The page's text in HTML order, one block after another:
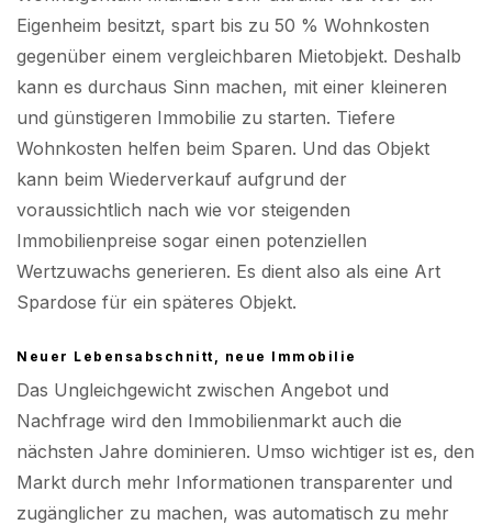
Eigenheim besitzt, spart bis zu 50 % Wohnkosten
gegenüber einem vergleichbaren Mietobjekt. Deshalb
kann es durchaus Sinn machen, mit einer kleineren
und günstigeren Immobilie zu starten. Tiefere
Wohnkosten helfen beim Sparen. Und das Objekt
kann beim Wiederverkauf aufgrund der
voraussichtlich nach wie vor steigenden
Immobilienpreise sogar einen potenziellen
Wertzuwachs generieren. Es dient also als eine Art
Spardose für ein späteres Objekt.
Neuer Lebensabschnitt, neue Immobilie
Das Ungleichgewicht zwischen Angebot und
Nachfrage wird den Immobilienmarkt auch die
nächsten Jahre dominieren. Umso wichtiger ist es, den
Markt durch mehr Informationen transparenter und
zugänglicher zu machen, was automatisch zu mehr